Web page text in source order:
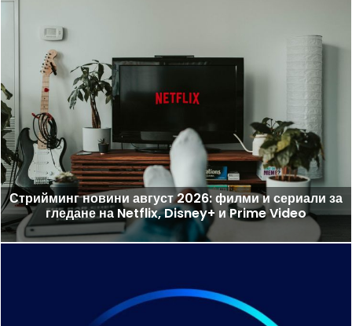
Стрийминг новини август 2026: филми и сериали за
гледане на Netflix, Disney+ и Prime Video